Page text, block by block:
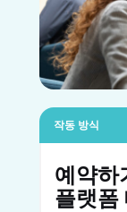
작동 방식
예약하
플랫폼